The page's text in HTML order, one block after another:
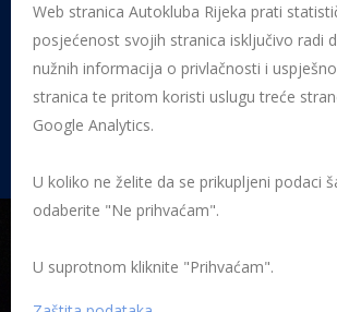
051 212 442 Centrala
Pon - Pet 08:00 - 16:00
Rujevica 9/1, 51000 Rijeka
Početna Posljednje objavljene novosti
Web stranica Autokluba Rijeka prati
posjećenost svojih stranica isključivo radi
nužnih informacija o privlačnosti i
stranica te pritom koristi uslugu treće
Google Analytics.
U koliko ne želite da se prikupljeni podaci
odaberite "Ne prihvaćam".
U suprotnom kliknite "Prihvaćam".